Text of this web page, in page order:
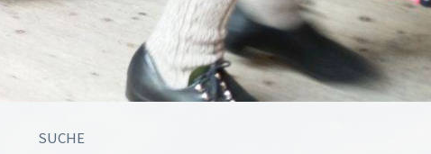
SUCHE